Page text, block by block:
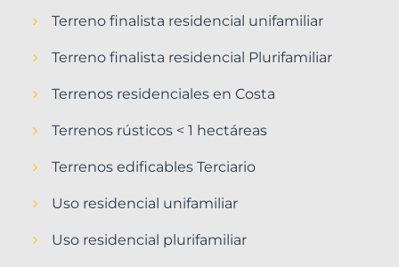
Terreno finalista residencial unifamiliar
Terreno finalista residencial Plurifamiliar
Terrenos residenciales en Costa
Terrenos rústicos < 1 hectáreas
Terrenos edificables Terciario
Uso residencial unifamiliar
Uso residencial plurifamiliar